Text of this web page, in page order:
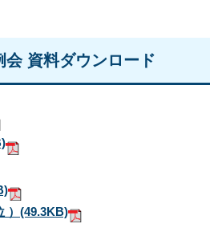
会 資料ダウンロード
） (49.3KB)